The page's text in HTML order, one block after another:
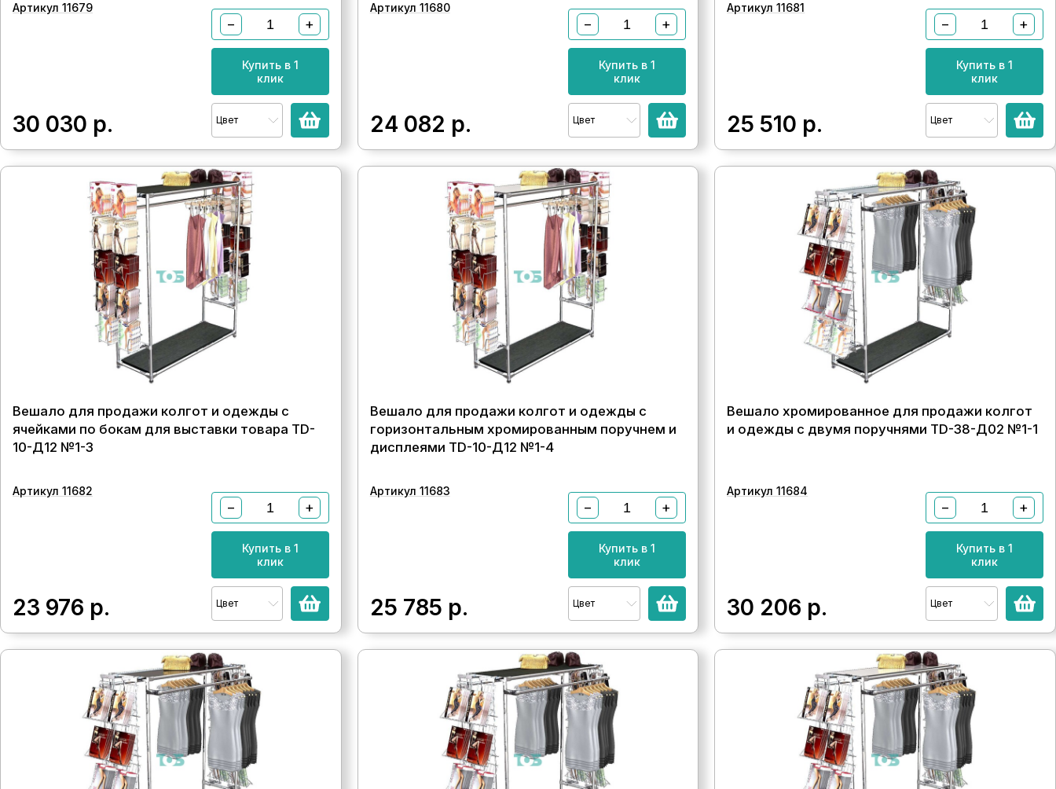
Артикул 11679
30 030 р.
− +
Купить в 1
клик
Цвет
Артикул 11680
24 082 р.
− +
Купить в 1
клик
Цвет
Артикул 11681
25 510 р.
− +
Купить в 1
клик
Цвет
Вешало для продажи колгот и одежды с
ячейками по бокам для выставки товара TD-
10-Д12 №1-3
Артикул 11682
23 976 р.
− +
Купить в 1
клик
Цвет
Вешало для продажи колгот и одежды с
горизонтальным хромированным поручнем и
дисплеями TD-10-Д12 №1-4
Артикул 11683
25 785 р.
− +
Купить в 1
клик
Цвет
Вешало хромированное для продажи колгот
и одежды с двумя поручнями TD-38-Д02 №1-1
Артикул 11684
30 206 р.
− +
Купить в 1
клик
Цвет